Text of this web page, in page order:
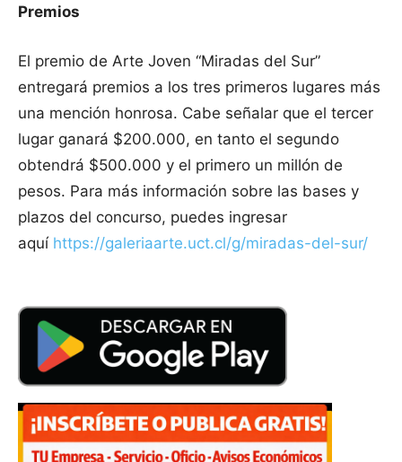
Premios
El premio de Arte Joven “Miradas del Sur”
entregará premios a los tres primeros lugares más
una mención honrosa. Cabe señalar que el tercer
lugar ganará $200.000, en tanto el segundo
obtendrá $500.000 y el primero un millón de
pesos. Para más información sobre las bases y
plazos del concurso, puedes ingresar
aquí https://galeriaarte.uct.cl/g/miradas-del-sur/